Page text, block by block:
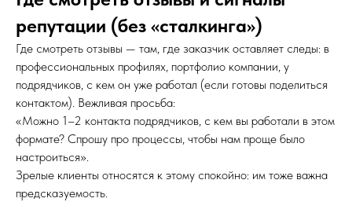
репутации (без «сталкинга»)
Где смотреть отзывы — там, где заказчик оставляет следы: в
профессиональных профилях, портфолио компании, у
подрядчиков, с кем он уже работал (если готовы поделиться
контактом). Вежливая просьба:
«Можно 1–2 контакта подрядчиков, с кем вы работали в этом
формате? Спрошу про процессы, чтобы нам проще было
настроиться».
Зрелые клиенты относятся к этому спокойно: им тоже важна
предсказуемость.